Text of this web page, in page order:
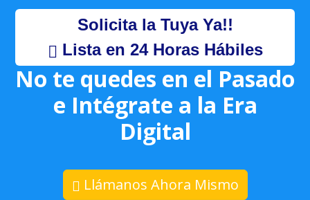
Solicita la Tuya Ya!!
Lista en 24 Horas Hábiles
No te quedes en el Pasado
e Intégrate a la Era
Digital
Llámanos Ahora Mismo